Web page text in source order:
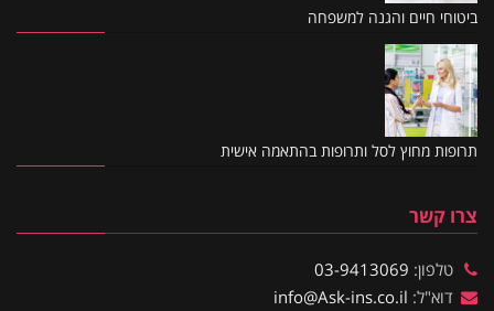
ביטוחי חיים והגנה למשפחה
תרופות מחוץ לסל ותרופות בהתאמה אישית
צרו קשר
טלפון: 03-9413069
דוא"ל: info@Ask-ins.co.il